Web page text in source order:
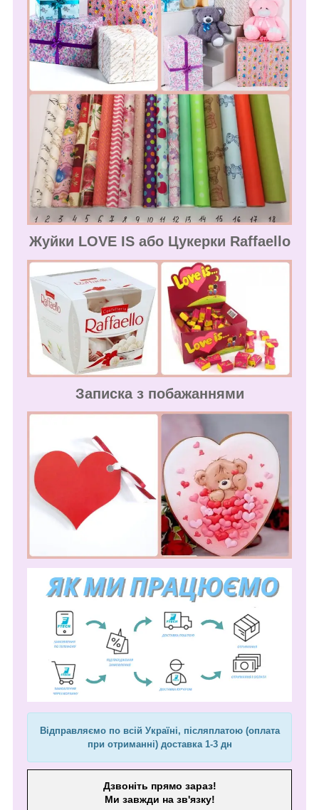
Жуйки LOVE IS або Цукерки Raffaello
Записка з побажаннями
Відправляємо по всій Україні, післяплатою (оплата
при отриманні) доставка 1-3 дн
Дзвоніть прямо зараз!
Ми завжди на зв'язку!